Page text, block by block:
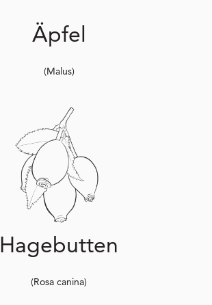
Äpfel
(Malus)
Hagebutten
(Rosa canina)